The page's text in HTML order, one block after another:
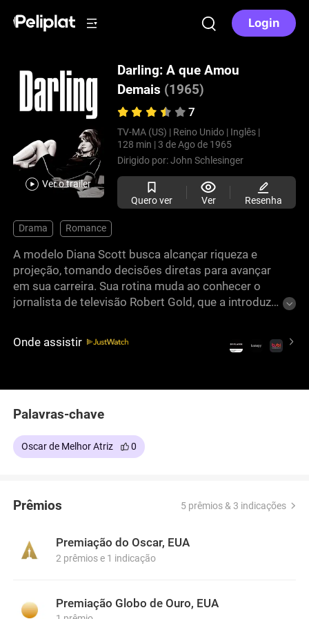
Login
Ver o trailer
Darling: A que Amou
Demais (1965)
7
TV-MA (US) | Reino Unido | Inglês |
128 min | 3 de Ago de 1965
Dirigido por:John Schlesinger
Quero ver Ver Resenha
Drama Romance
A modelo Diana Scott busca alcançar riqueza e
projeção, tomando decisões diretas para avançar
em sua carreira. Sua rotina muda ao conhecer o
jornalista de televisão Robert Gold, que a introduz
o ritmo acelerado dos anos sessenta lhe apresenta
Onde assistir
Palavras-chave
Oscar de Melhor Atriz 0
Prêmios 5 prêmios & 3 indicações
Premiação do Oscar, EUA
2 prêmios e 1 indicação
Premiação Globo de Ouro, EUA